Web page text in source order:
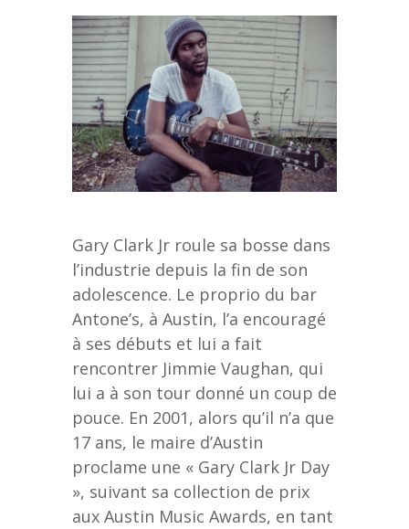
Gary Clark Jr roule sa bosse dans
l’industrie depuis la fin de son
adolescence. Le proprio du bar
Antone’s, à Austin, l’a encouragé
à ses débuts et lui a fait
rencontrer Jimmie Vaughan, qui
lui a à son tour donné un coup de
pouce. En 2001, alors qu’il n’a que
17 ans, le maire d’Austin
proclame une « Gary Clark Jr Day
», suivant sa collection de prix
aux Austin Music Awards, en tant